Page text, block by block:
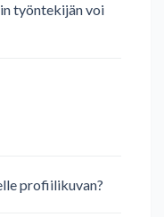
työntekijän voi
profiilikuvan?